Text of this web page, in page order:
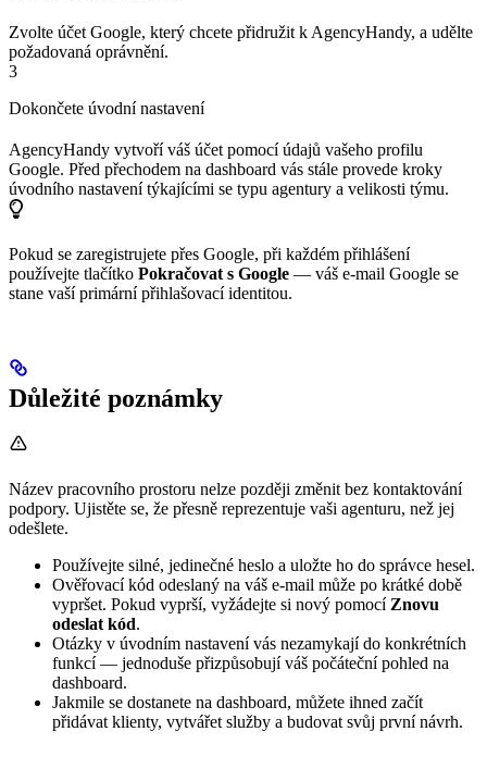
Zvolte účet Google, který chcete přidružit k AgencyHandy, a udělte
požadovaná oprávnění.
3
Dokončete úvodní nastavení
AgencyHandy vytvoří váš účet pomocí údajů vašeho profilu
Google. Před přechodem na dashboard vás stále provede kroky
úvodního nastavení týkajícími se typu agentury a velikosti týmu.
Pokud se zaregistrujete přes Google, při každém přihlášení
používejte tlačítko Pokračovat s Google — váš e-mail Google se
stane vaší primární přihlašovací identitou.
Důležité poznámky
Název pracovního prostoru nelze později změnit bez kontaktování
podpory. Ujistěte se, že přesně reprezentuje vaši agenturu, než jej
odešlete.
Používejte silné, jedinečné heslo a uložte ho do správce hesel.
Ověřovací kód odeslaný na váš e-mail může po krátké době
vypršet. Pokud vyprší, vyžádejte si nový pomocíZnovu
odeslat kód.
Otázky v úvodním nastavení vás nezamykají do konkrétních
funkcí — jednoduše přizpůsobují váš počáteční pohled na
dashboard.
Jakmile se dostanete na dashboard, můžete ihned začít
přidávat klienty, vytvářet služby a budovat svůj první návrh.